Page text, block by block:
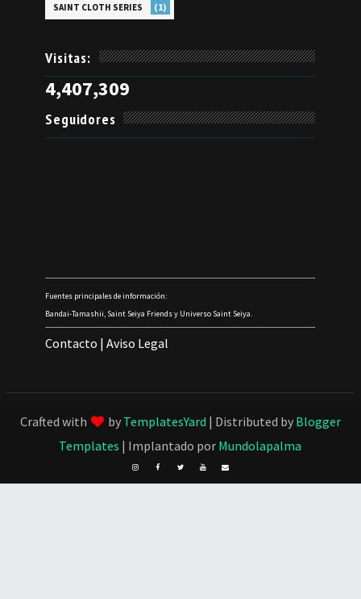
SAINT CLOTH SERIES (1)
Visitas:
4,407,309
Seguidores
Fuentes principales de información:
Bandai-Tamashii, Saint Seiya Friends y Universo Saint Seiya.
Contacto |Aviso Legal
Crafted with by TemplatesYard | Distributed by Blogger
Templates | Implantado por Mundolapalma